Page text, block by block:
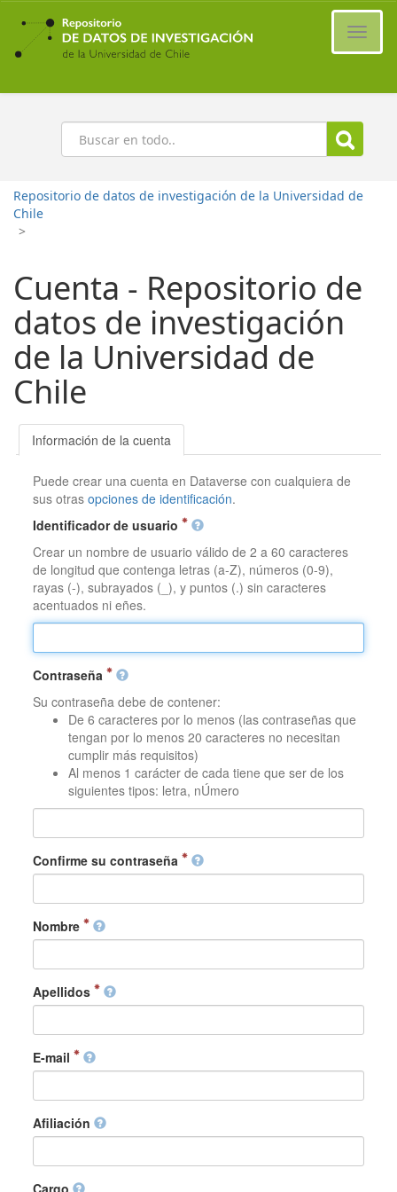
Ir
contenido
principal
Buscar
Repositorio de datos de investigación de la Universidad de
Chile
>
Cuenta - Repositorio de
datos de investigación
de la Universidad de
Chile
Información de la cuenta
Puede crear una cuenta en Dataverse con cualquiera de
sus otrasopciones de identificación.
Identificador de usuario
Crear un nombre de usuario válido de 2 a 60 caracteres
de longitud que contenga letras (a-Z), números (0-9),
rayas (-), subrayados (_), y puntos (.) sin caracteres
acentuados ni eñes.
Contraseña
Su contraseña debe de contener:
De 6 caracteres por lo menos (las contraseñas que
tengan por lo menos 20 caracteres no necesitan
cumplir más requisitos)
Al menos 1 carácter de cada tiene que ser de los
siguientes tipos: letra, nÚmero
Confirme su contraseña
Nombre
Apellidos
E-mail
Afiliación
Cargo